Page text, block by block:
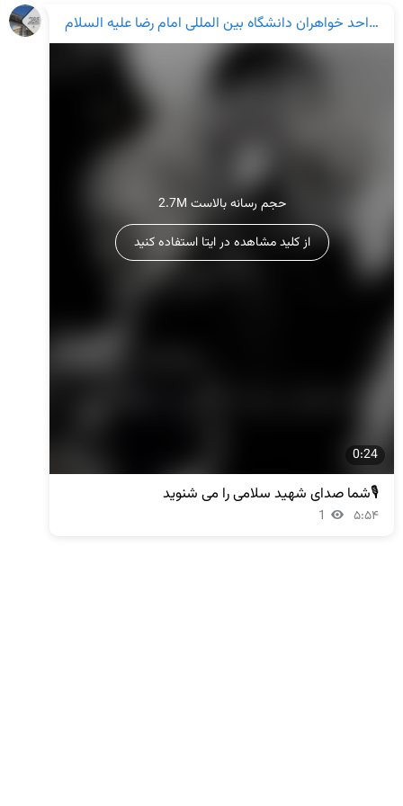
کانون های فرهنگی واحد خواهران دانشگاه بین المللی امام رضا علیه السلام
0:24
2.7M حجم رسانه بالاست
از کلید مشاهده در ایتا استفاده کنید
🎙شما صدای شهید سلامی را می شنوید
1 ۵:۵۴